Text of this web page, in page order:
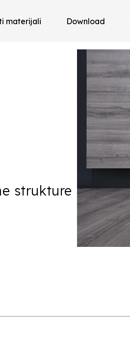
materijali Download
strukture